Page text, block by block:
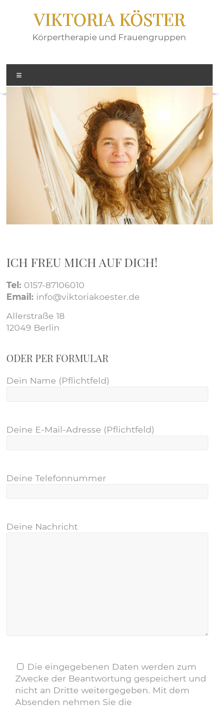
VIKTORIA KÖSTER
Körpertherapie und Frauengruppen
ICH FREU MICH AUF DICH!
Tel: 0157-87106010
Email: info@viktoriakoester.de
Allerstraße 18
12049 Berlin
ODER PER FORMULAR
Dein Name (Pflichtfeld)
Deine E-Mail-Adresse (Pflichtfeld)
Deine Telefonnummer
Deine Nachricht
Die eingegebenen Daten werden zum
Zwecke der Beantwortung gespeichert und
nicht an Dritte weitergegeben. Mit dem
Absenden nehmen Sie die